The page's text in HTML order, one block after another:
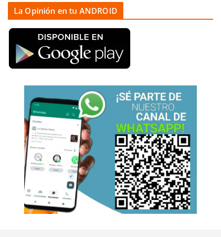
La Opinión en tu ANDROID